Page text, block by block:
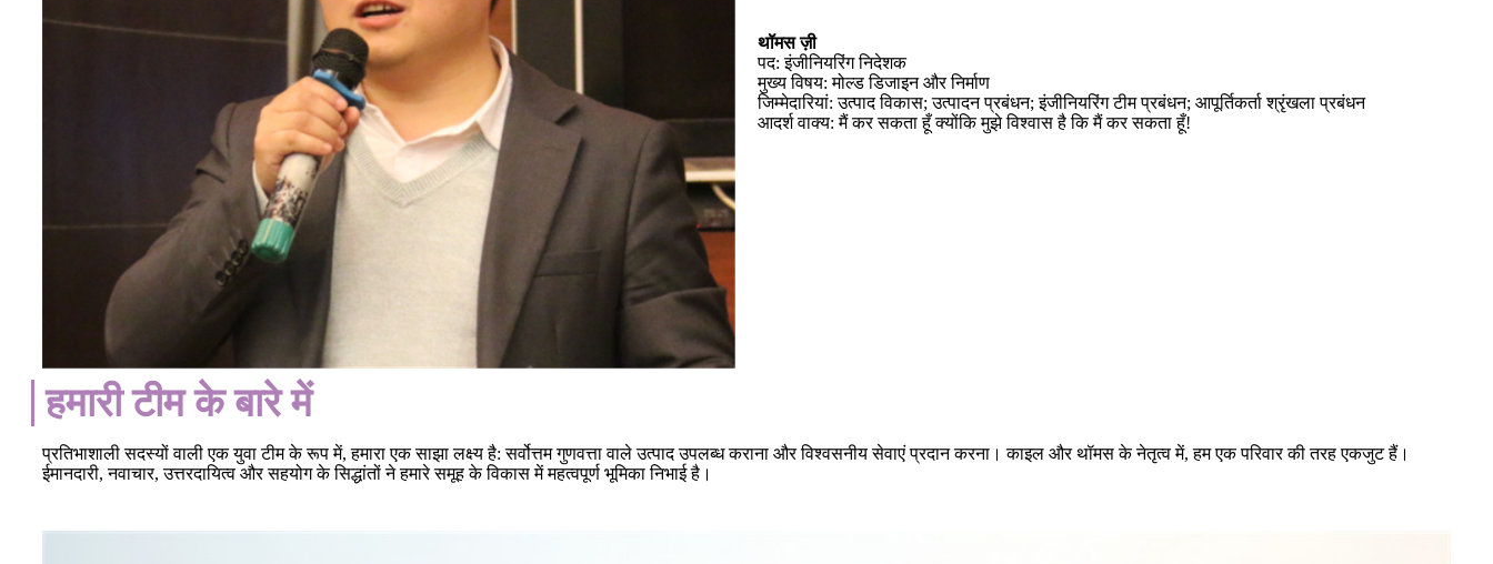
थॉमस ज़ी
पद: इंजीनियरिंग निदेशक
मुख्य विषय: मोल्ड डिजाइन और निर्माण
जिम्मेदारियां: उत्पाद विकास; उत्पादन प्रबंधन; इंजीनियरिंग टीम प्रबंधन; आपूर्तिकर्ता श्रृंखला प्रबंधन
आदर्श वाक्य: मैं कर सकता हूँ क्योंकि मुझे विश्वास है कि मैं कर सकता हूँ!
हमारी टीम के बारे में
प्रतिभाशाली सदस्यों वाली एक युवा टीम के रूप में, हमारा एक साझा लक्ष्य है: सर्वोत्तम गुणवत्ता वाले उत्पाद उपलब्ध कराना और विश्वसनीय सेवाएं प्रदान करना। काइल और थॉमस के नेतृत्व में, हम एक परिवार की तरह एकजुट हैं।
ईमानदारी, नवाचार, उत्तरदायित्व और सहयोग के सिद्धांतों ने हमारे समूह के विकास में महत्वपूर्ण भूमिका निभाई है।